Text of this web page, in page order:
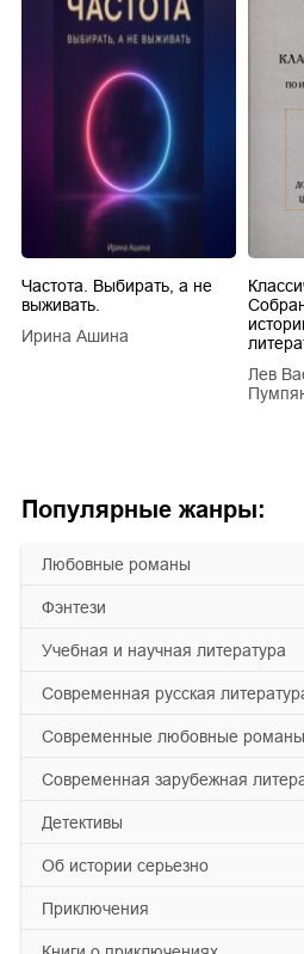
Популярные жанры:
любовные романы
фэнтези
учебная и научная литература
современная русская
современные любовные романы
современная зарубежная
детективы
об истории серьезно
приключения
Частота. Выбирать, а не
выживать.
Ирина Ашина
Лев